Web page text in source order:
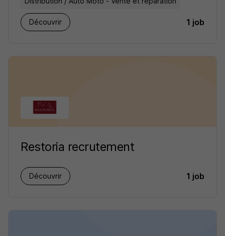
Découvrir 1 job
Restoria recrutement
Découvrir 1 job